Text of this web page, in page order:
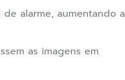
alarme, aumentando a
as imagens em